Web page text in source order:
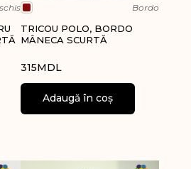
Bordo
TRICOU POLO, BORDO
MÂNECA SCURTĂ
315MDL
Adaugă în coș